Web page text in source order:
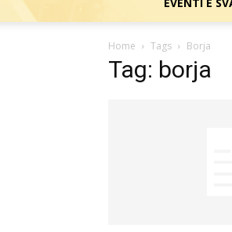
Home Tags Borja
Tag: borja